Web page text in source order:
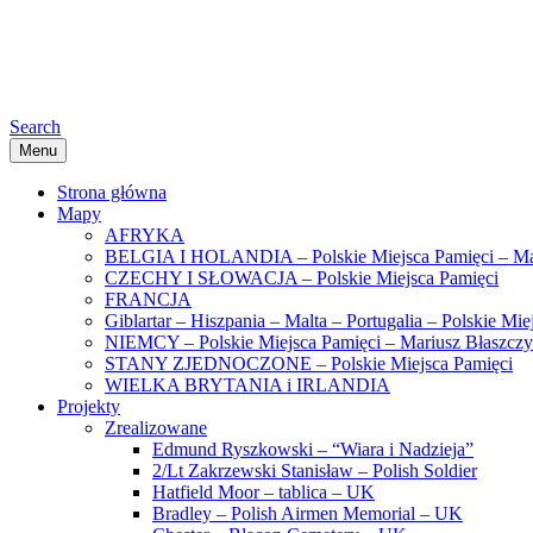
Search
Menu
Strona główna
Mapy
AFRYKA
BELGIA I HOLANDIA – Polskie Miejsca Pamięci –
CZECHY I SŁOWACJA – Polskie Miejsca Pamięci
FRANCJA
Giblartar – Hiszpania – Malta – Portugalia – Polskie
NIEMCY – Polskie Miejsca Pamięci – Mariusz
STANY ZJEDNOCZONE – Polskie Miejsca Pamięci
WIELKA BRYTANIA i IRLANDIA
Projekty
Zrealizowane
Edmund Ryszkowski – “Wiara i Nadzieja”
2/Lt Zakrzewski Stanisław – Polish Soldier
Hatfield Moor – tablica – UK
Bradley – Polish Airmen Memorial – UK